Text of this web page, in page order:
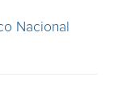
Nacional